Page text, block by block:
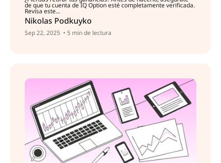
de que tu cuenta de IQ Option esté completamente verificada.
Revisa este...
Nikolas Podkuyko
Sep 22, 2025 • 5 min de lectura